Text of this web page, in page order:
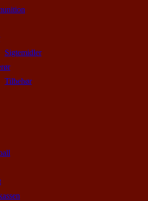
Sigtemidler
Tilbehør